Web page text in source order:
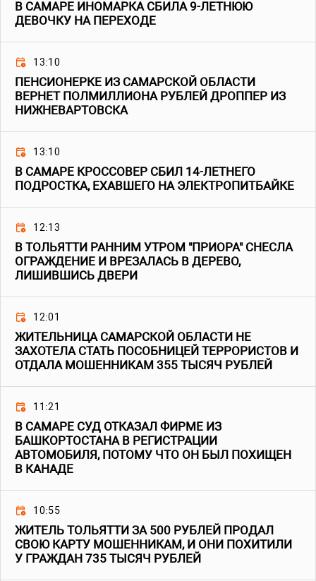
В САМАРЕ ИНОМАРКА СБИЛА 9-ЛЕТНЮЮ
ДЕВОЧКУ НА ПЕРЕХОДЕ
13:10
ПЕНСИОНЕРКЕ ИЗ САМАРСКОЙ ОБЛАСТИ
ВЕРНЕТ ПОЛМИЛЛИОНА РУБЛЕЙ ДРОППЕР ИЗ
НИЖНЕВАРТОВСКА
13:10
В САМАРЕ КРОССОВЕР СБИЛ 14-ЛЕТНЕГО
ПОДРОСТКА, ЕХАВШЕГО НА ЭЛЕКТРОПИТБАЙКЕ
12:13
В ТОЛЬЯТТИ РАННИМ УТРОМ "ПРИОРА" СНЕСЛА
ОГРАЖДЕНИЕ И ВРЕЗАЛАСЬ В ДЕРЕВО,
ЛИШИВШИСЬ ДВЕРИ
12:01
ЖИТЕЛЬНИЦА САМАРСКОЙ ОБЛАСТИ НЕ
ЗАХОТЕЛА СТАТЬ ПОСОБНИЦЕЙ ТЕРРОРИСТОВ И
ОТДАЛА МОШЕННИКАМ 355 ТЫСЯЧ РУБЛЕЙ
11:21
В САМАРЕ СУД ОТКАЗАЛ ФИРМЕ ИЗ
БАШКОРТОСТАНА В РЕГИСТРАЦИИ
АВТОМОБИЛЯ, ПОТОМУ ЧТО ОН БЫЛ ПОХИЩЕН
В КАНАДЕ
10:55
ЖИТЕЛЬ ТОЛЬЯТТИ ЗА 500 РУБЛЕЙ ПРОДАЛ
СВОЮ КАРТУ МОШЕННИКАМ, И ОНИ ПОХИТИЛИ
У ГРАЖДАН 735 ТЫСЯЧ РУБЛЕЙ